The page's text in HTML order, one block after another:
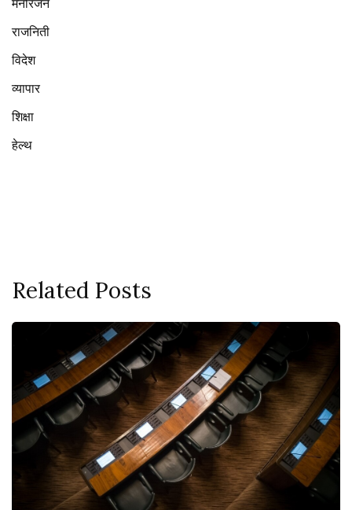
मनोरंजन
राजनिती
विदेश
व्यापार
शिक्षा
हेल्थ
Related Posts